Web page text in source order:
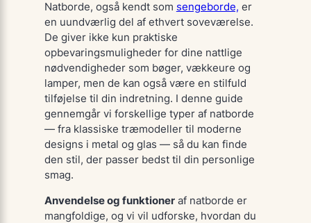
Natborde, også kendt som sengeborde, er
en uundværlig del af ethvert soveværelse.
De giver ikke kun praktiske
opbevaringsmuligheder for dine nattlige
nødvendigheder som bøger, vækkeure og
lamper, men de kan også være en stilfuld
tilføjelse til din indretning. I denne guide
gennemgår vi forskellige typer af natborde
— fra klassiske træmodeller til moderne
designs i metal og glas — så du kan finde
den stil, der passer bedst til din personlige
smag.
Anvendelse og funktioneraf natborde er
mangfoldige, og vi vil udforske, hvordan du